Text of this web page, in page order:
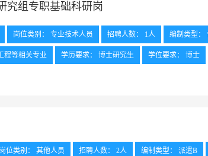
究组专职基础科研岗
岗位类别： 专业技术人员 招聘人数： 1人 编制类型：
程等相关专业 学历要求： 博士研究生 学位要求： 博士
工作经历
岗位类别： 其他人员 招聘人数： 2人 编制类型： 派遣B